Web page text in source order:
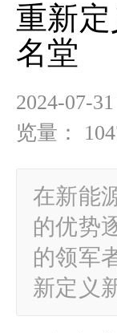
重新
名堂
2024-07-
览量：
在新能
的优势
的领军
新定义